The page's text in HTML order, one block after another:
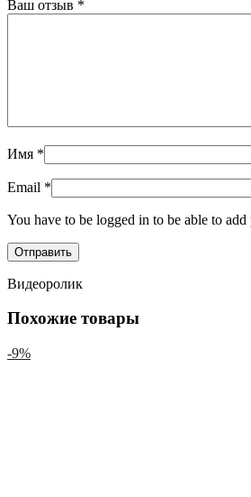
Ваш отзыв *
Имя *
Email *
You have to be logged in to be able to
Видеоролик
Похожие товары
-9%